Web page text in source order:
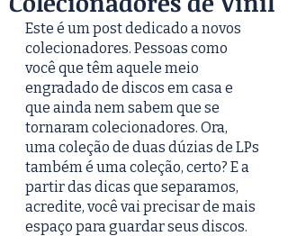
Este é um post dedicado a novos
colecionadores. Pessoas como
você que têm aquele meio
engradado de discos em casa e
que ainda nem sabem que se
tornaram colecionadores. Ora,
uma coleção de duas dúzias de LPs
também é uma coleção, certo? E a
partir das dicas que separamos,
acredite, você vai precisar de mais
espaço para guardar seus discos.